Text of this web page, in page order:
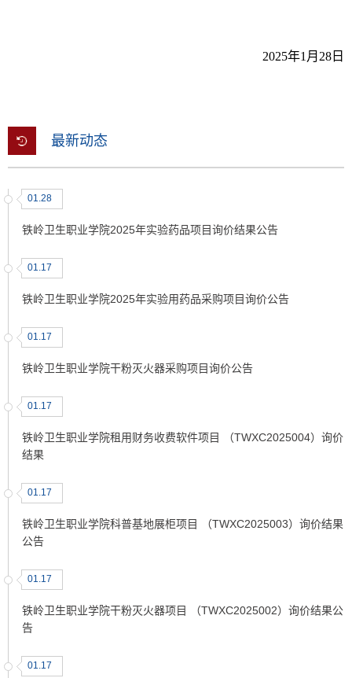
2025年1 月 28日
最新动态
01.28
铁岭卫生职业学院2025年实验药品项目询价结果公告
01.17
铁岭卫生职业学院2025年实验用药品采购项目询价公告
01.17
铁岭卫生职业学院干粉灭火器采购项目询价公告
01.17
铁岭卫生职业学院租用财务收费软件项目 （TWXC2025004）询价
结果
01.17
铁岭卫生职业学院科普基地展柜项目 （TWXC2025003）询价结果
公告
01.17
铁岭卫生职业学院干粉灭火器项目 （TWXC2025002）询价结果公
告
01.17